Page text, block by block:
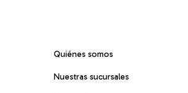
Quiénes somos
Nuestras sucursales